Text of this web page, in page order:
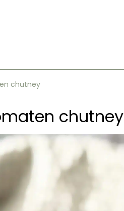
chutney
chutney